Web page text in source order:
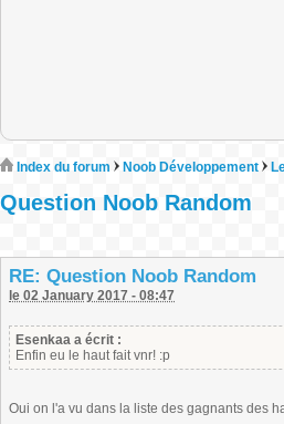
Index du forum Noob Développement
Question Noob Random
RE: Question Noob Random
le 02 January 2017 - 08:47
Esenkaa a écrit :
Enfin eu le haut fait vnr! :p
Oui on l'a vu dans la liste des gagnants des